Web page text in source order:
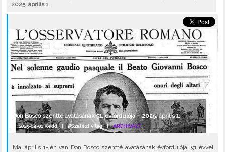
2025. április 1.
Don Bosco szentté avatásának 91. évfordulója – 2025. április 1.
2025-04-01 Kedd |#Szalézi világ|ARCHIVÁLT
Ma, április 1-jén van Don Bosco szentté avatásának évfordulója. 91 évvel